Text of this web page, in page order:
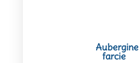
Aubergine
farcie